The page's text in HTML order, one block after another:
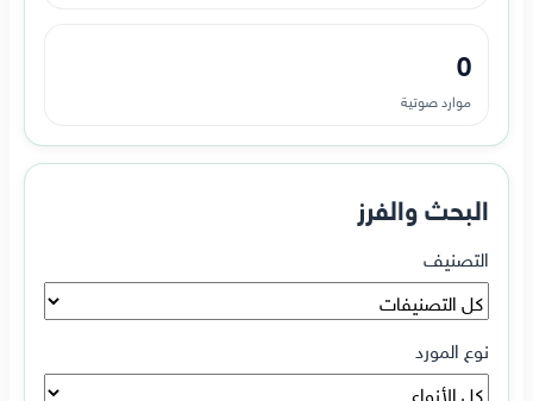
0
موارد صوتية
البحث والفرز
التصنيف
نوع المورد